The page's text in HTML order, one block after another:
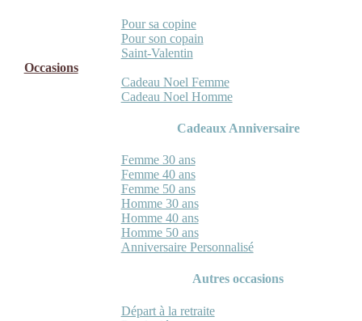
Pour sa copine
Pour son copain
Saint-Valentin
Occasions
Cadeau Noel Femme
Cadeau Noel Homme
Cadeaux Anniversaire
Femme 30 ans
Femme 40 ans
Femme 50 ans
Homme 30 ans
Homme 40 ans
Homme 50 ans
Anniversaire Personnalisé
Autres occasions
Départ à la retraite